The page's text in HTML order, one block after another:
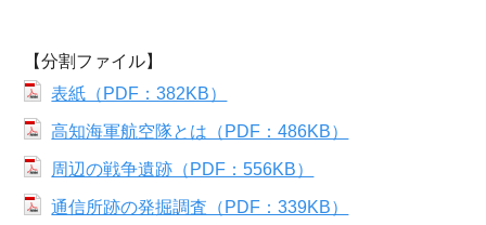
【分割ファイル】
表紙（PDF：382KB）
高知海軍航空隊とは（PDF：486KB）
周辺の戦争遺跡（PDF：556KB）
通信所跡の発掘調査（PDF：339KB）